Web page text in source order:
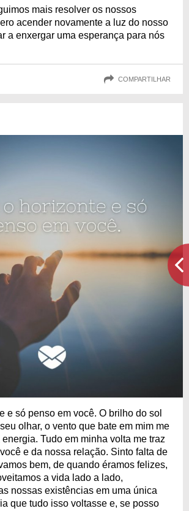
mais resolver os nossos
acender novamente a luz do nosso
a enxergar uma esperança para nós
COMPARTILHAR
e só penso em você. O brilho do sol
olhar, o vento que bate em mim me
Tudo em minha volta me traz
e da nossa relação. Sinto falta de
bem, de quando éramos felizes,
a vida lado a lado,
nossas existências em uma única
que tudo isso voltasse e, se posso